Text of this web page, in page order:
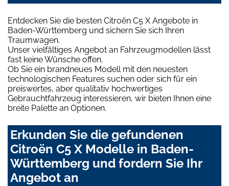
Entdecken Sie die besten Citroën C5 X Angebote in
Baden-Württemberg und sichern Sie sich Ihren
Traumwagen.
Unser vielfältiges Angebot an Fahrzeugmodellen lässt
fast keine Wünsche offen.
Ob Sie ein brandneues Modell mit den neuesten
technologischen Features suchen oder sich für ein
preiswertes, aber qualitativ hochwertiges
Gebrauchtfahrzeug interessieren, wir bieten Ihnen eine
breite Palette an Optionen.
Erkunden Sie die gefundenen
Citroën C5 X Modelle in Baden-
Württemberg und fordern Sie Ihr
Angebot an